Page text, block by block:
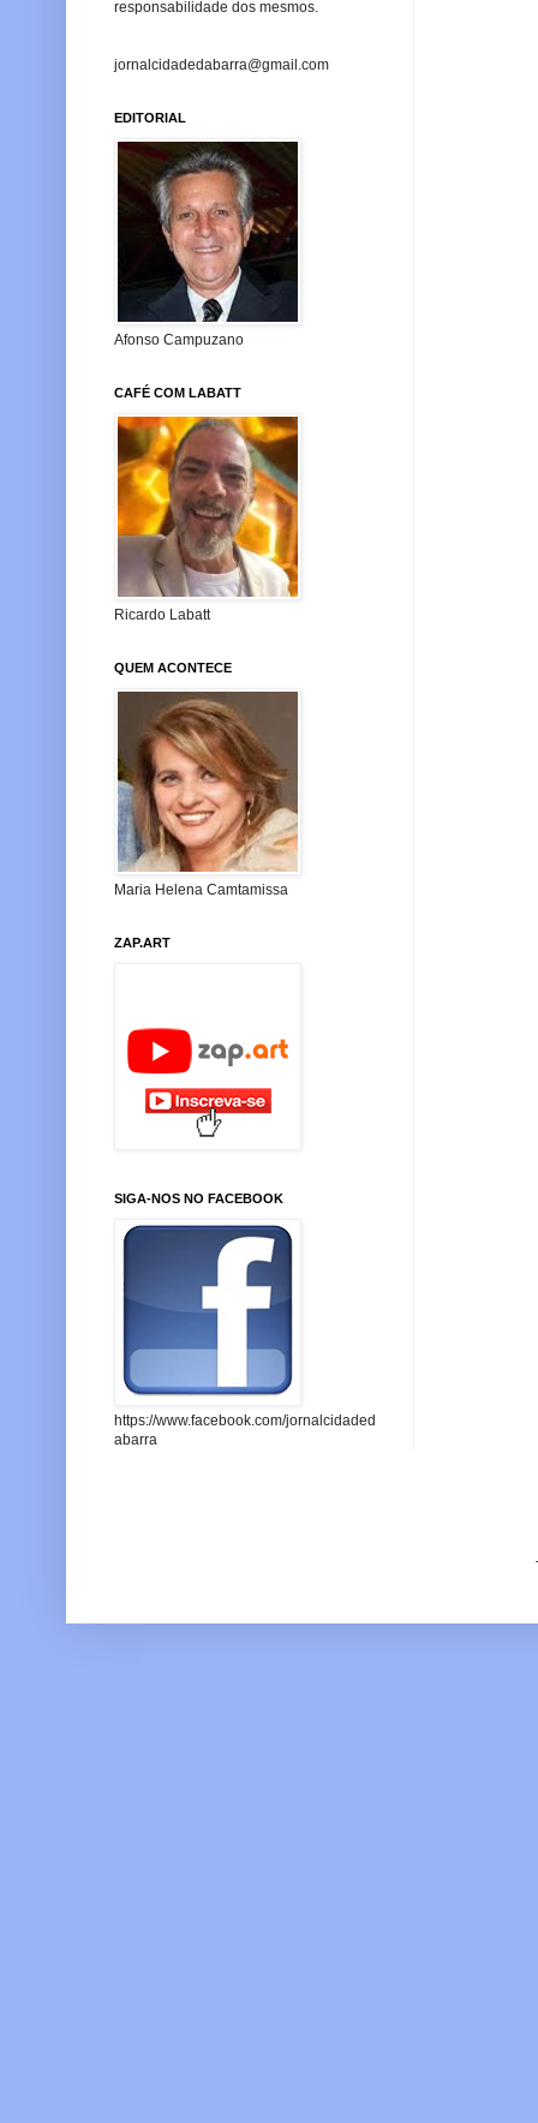
responsabilidade dos mesmos.
jornalcidadedabarra@gmail.com
EDITORIAL
Afonso Campuzano
CAFÉ COM LABATT
Ricardo Labatt
QUEM ACONTECE
Maria Helena Camtamissa
ZAP.ART
SIGA-NOS NO FACEBOOK
https://www.facebook.com/jornalcidaded
abarra